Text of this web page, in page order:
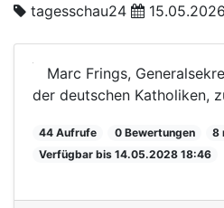
tagesschau24
Marc Frings,
der deutschen Katholiken,
44 Aufrufe 0 Bewertungen
8
Verfügbar bis 14.05.2028 18:46